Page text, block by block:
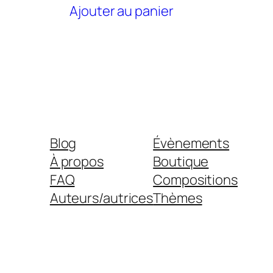
Ajouter au panier
Blog
À propos
FAQ
Auteurs/autrices
Évènements
Boutique
Compositions
Thèmes